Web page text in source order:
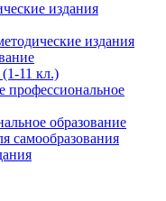
издания
издания
11 кл.)
профессиональное
образование
самообразования